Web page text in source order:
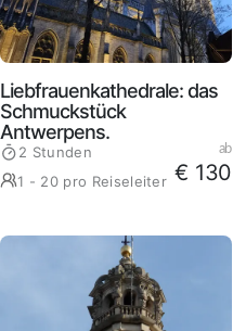
Liebfrauenkathedrale: das
Schmuckstück
Antwerpens.
2 Stunden
1 - 20 pro Reiseleiter
ab
€ 130